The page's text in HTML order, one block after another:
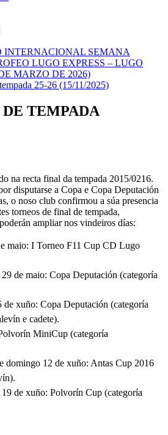
INTERNACIONAL SEMANA
LUGO EXPRESS – LUGO
MARZO DE 2026)
25-26 (15/11/2025)
TEMPADA
na recta final da tempada 2015/0216.
disputarse a Copa e Copa Deputación
o noso club confirmou a súa presencia
torneos de final de tempada,
ampliar nos vindeiros días:
maio: I Torneo F11 Cup CD Lugo
de maio: Copa Deputación (categoría
xuño: Copa Deputación (categoría
e cadete).
MiniCup (categoría
domingo 12 de xuño: Antas Cup 2016
de xuño: Polvorín Cup (categoría